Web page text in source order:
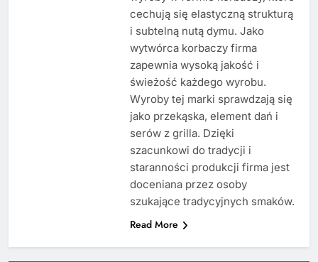
cechują się elastyczną strukturą
i subtelną nutą dymu. Jako
wytwórca korbaczy firma
zapewnia wysoką jakość i
świeżość każdego wyrobu.
Wyroby tej marki sprawdzają się
jako przekąska, element dań i
serów z grilla. Dzięki
szacunkowi do tradycji i
staranności produkcji firma jest
doceniana przez osoby
szukające tradycyjnych smaków.
Read More